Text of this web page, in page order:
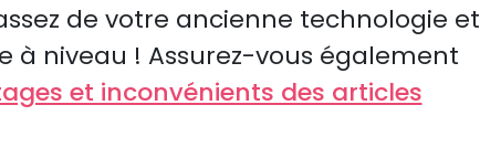
de votre ancienne technologie et
à niveau ! Assurez-vous également
et inconvénients des articles